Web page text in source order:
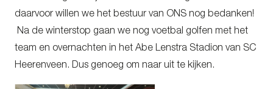
daarvoor willen we het bestuur van ONS nog bedanken!
Na de winterstop gaan we nog voetbal golfen met het
team en overnachten in het Abe Lenstra Stadion van SC
Heerenveen. Dus genoeg om naar uit te kijken.